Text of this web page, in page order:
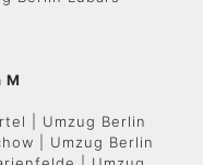
M
| Umzug Berlin
| Umzug Berlin